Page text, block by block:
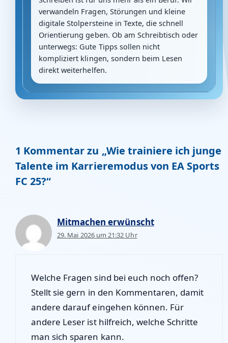
verwandeln Fragen, Störungen und kleine
digitale Stolpersteine in Texte, die schnell
Orientierung geben. Ob am Schreibtisch oder
unterwegs: Gute Tipps sollen nicht
kompliziert klingen, sondern beim Lesen
direkt weiterhelfen.
1 Kommentar zu „Wie trainiere ich junge
Talente im Karrieremodus von EA Sports
FC 25?“
Mitmachen erwünscht
29. Mai 2026 um 21:32 Uhr
Welche Fragen sind bei euch noch offen?
Stellt sie gern in den Kommentaren, damit
andere darauf eingehen können. Für
andere Leser ist hilfreich, welche Schritte
man sich sparen kann.